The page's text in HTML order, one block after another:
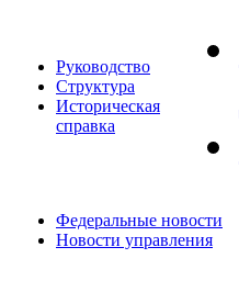
Руководство
Структура
Историческая
справка
Федеральные новости
Новости управления